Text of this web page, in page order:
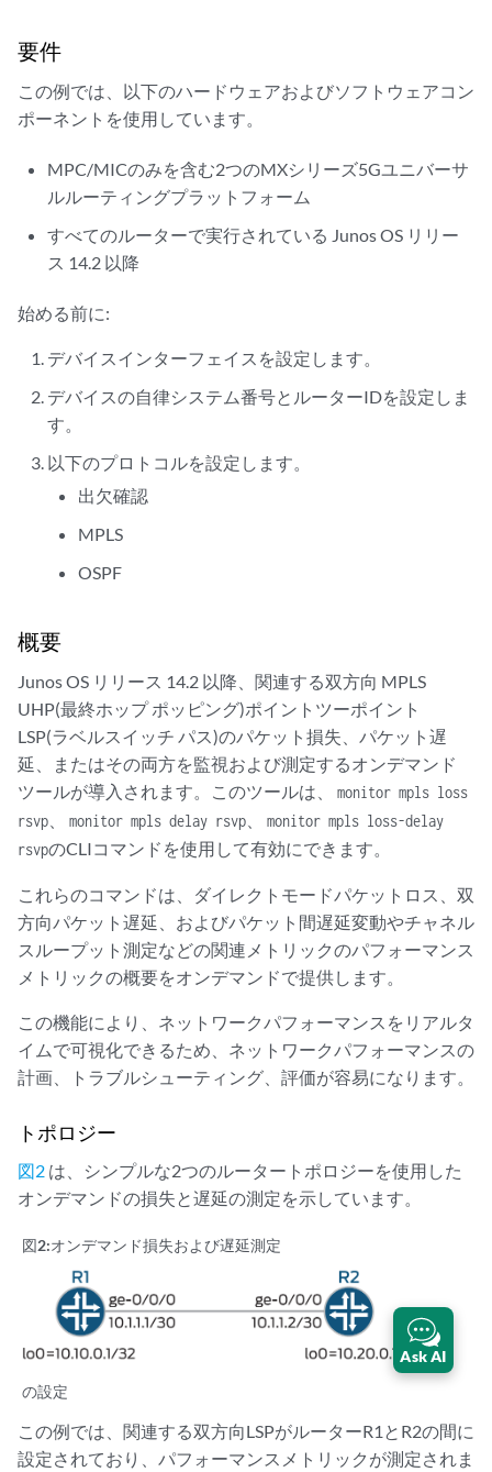
要件
この例では、以下のハードウェアおよびソフトウェアコン
ポーネントを使用しています。
MPC/MICのみを含む2つのMXシリーズ5Gユニバーサ
ルルーティングプラットフォーム
すべてのルーターで実行されている Junos OS リリー
ス 14.2 以降
始める前に:
デバイスインターフェイスを設定します。
デバイスの自律システム番号とルーターIDを設定しま
す。
以下のプロトコルを設定します。
出欠確認
MPLS
OSPF
概要
Junos OS リリース 14.2 以降、関連する双方向 MPLS
UHP(最終ホップ ポッピング)ポイントツーポイント
LSP(ラベルスイッチ パス)のパケット損失、パケット遅
延、またはその両方を監視および測定するオンデマンド
ツールが導入されます。このツールは、 monitor mpls loss
rsvp
monitor mpls delay rsvp
monitor mpls loss-delay
rsvpのCLIコマンドを使用して有効にできます。
これらのコマンドは、ダイレクトモードパケットロス、双
方向パケット遅延、およびパケット間遅延変動やチャネル
スループット測定などの関連メトリックのパフォーマンス
メトリックの概要をオンデマンドで提供します。
この機能により、ネットワークパフォーマンスをリアルタ
イムで可視化できるため、ネットワークパフォーマンスの
計画、トラブルシューティング、評価が容易になります。
トポロジー
図2 は、シンプルな2つのルータートポロジーを使用した
オンデマンドの損失と遅延の測定を示しています。
図2:オンデマンド損失および遅延測定
の設定
この例では、関連する双方向LSPがルーターR1とR2の間に
設定されており、パフォーマンスメトリックが測定されま
Ask AI